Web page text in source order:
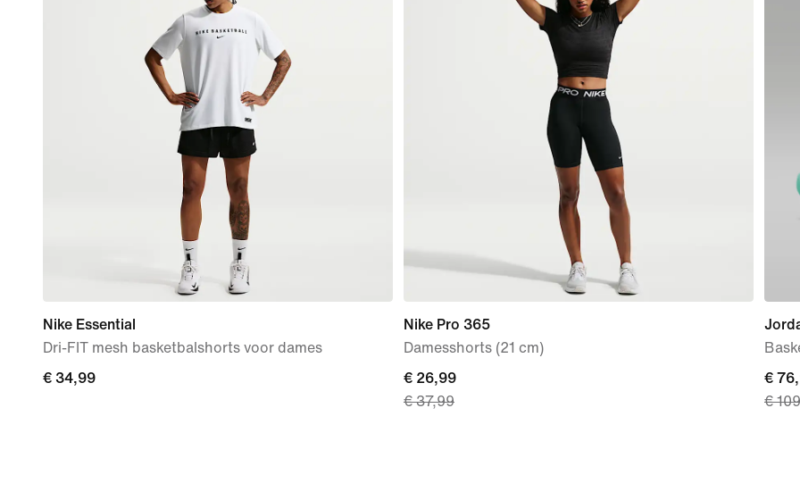
Nike Essential
Dri-FIT mesh basketbalshorts voor dames
€ 34,99
€ 34,99
Nike Pro 365
Damesshorts (21 cm)
current
price
€ 26,99
€ 37,99
price
€
€